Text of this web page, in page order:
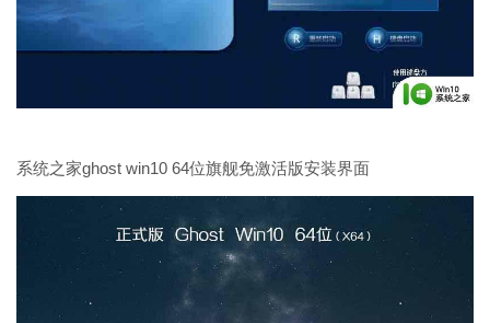
系统之家ghost win10 64位旗舰免激活版安装界面